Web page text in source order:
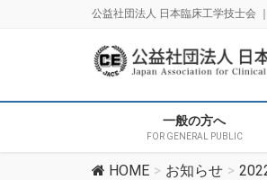
公益社団法人 日本臨床工学技士会
一般の方へ
FOR GENERAL PUBLIC
HOME お知らせ